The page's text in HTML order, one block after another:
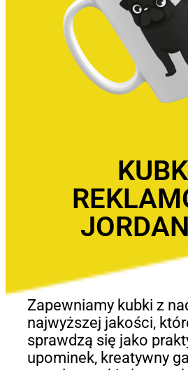
Zapewniamy kubki z
najwyższej jakości,
sprawdzą się jako
upominek, kreatywny